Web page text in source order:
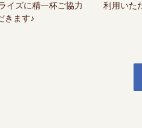
イズに精一杯ご協力
きます♪
利用いた